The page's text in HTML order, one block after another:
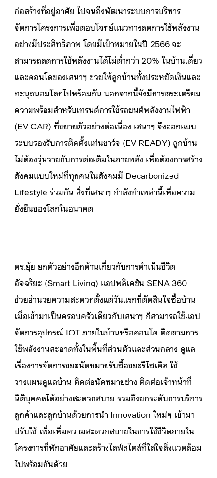
ก่อสร้างที่อยู่อาศัย ไปจนถึงพัฒนาระบบการบริหาร
จัดการโครงการเพื่อตอบโจทย์แนวทางลดการใช้พลังงาน
อย่างมีประสิทธิภาพ โดยมีเป้าหมายในปี 2566 จะ
สามารถลดการใช้พลังงานได้ไม่ต่ำกว่า 20% ในบ้านเดี่ยว
และคอนโดของเสนาฯ ช่วยให้ลูกบ้านทั้งประหยัดเงินและ
ทะนุถนอมโลกไปพร้อมกัน นอกจากนี้ยังมีการตระเตรียม
ความพร้อมสำหรับเทรนด์การใช้รถยนต์พลังงานไฟฟ้า
(EV CAR) ที่ขยายตัวอย่างต่อเนื่อง เสนาฯ จึงออกแบบ
ระบบรองรับการติดตั้งแท่นชาร์จ (EV READY) ลูกบ้าน
ไม่ต้องวุ่นวายกับการต่อเติมในภายหลัง เพื่อต้องการสร้าง
สังคมแบบใหม่ที่ทุกคนในสังคมมี Decarbonized
Lifestyle ร่วมกัน สิ่งที่เสนาฯ กำลังทำเหล่านี้เพื่อความ
ยั่งยืนของโลกในอนาคต
ดร.ยุ้ย ยกตัวอย่างอีกด้านเกี่ยวกับการดำเนินชีวิต
อัจฉริยะ (Smart Living) แอปพลิเคชัน SENA 360
ช่วยอำนวยความสะดวกตั้งแต่วันแรกที่ตัดสินใจซื้อบ้าน
เมื่อเข้ามาเป็นครอบครัวเดียวกับเสนาฯ ก็สามารถใช้แอป
จัดการอุปกรณ์ IOT ภายในบ้านหรือคอนโด ติดตามการ
ใช้พลังงานสะอาดทั้งในพื้นที่ส่วนตัวและส่วนกลาง ดูแล
เรื่องการจัดการขยะนัดหมายรับซื้อขยะรีไซเคิล ใช้
วางแผนดูแลบ้าน ติดต่อนัดหมายช่าง ติดต่อเจ้าหน้าที่
นิติบุคคลได้อย่างสะดวกสบาย รวมถึงยกระดับการบริการ
ลูกค้าและลูกบ้านด้วยการนำ Innovation ใหม่ๆ เข้ามา
ปรับใช้ เพื่อเพิ่มความสะดวกสบายในการใช้ชีวิตภายใน
โครงการที่พักอาศัยและสร้างไลฟ์สไตล์ที่ใส่ใจสิ่งแวดล้อม
ไปพร้อมกันด้วย